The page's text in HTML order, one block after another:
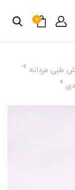
0
طبی مردانه